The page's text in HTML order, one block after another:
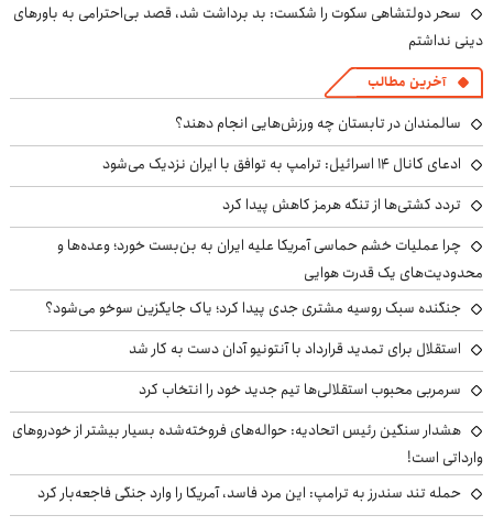
سحر دولتشاهی سکوت را شکست: بد برداشت شد، قصد بی‌احترامی به باورهای
دینی نداشتم
آخرین مطالب
سالمندان در تابستان چه ورزش‌هایی انجام دهند؟
ادعای کانال ۱۴ اسرائیل: ترامپ به توافق با ایران نزدیک می‌شود
تردد کشتی‌ها از تنگه هرمز کاهش پیدا کرد
چرا عملیات خشم حماسی آمریکا علیه ایران به بن‌بست خورد؛ وعده‌ها و
محدودیت‌های یک قدرت هوایی
جنگنده سبک روسیه مشتری جدی پیدا کرد؛ یاک جایگزین سوخو می‌شود؟
استقلال برای تمدید قرارداد با آنتونیو آدان دست به کار شد
سرمربی محبوب استقلالی‌ها تیم جدید خود را انتخاب کرد
هشدار سنگین رئیس اتحادیه: حواله‌های فروخته‌شده بسیار بیشتر از خودروهای
وارداتی است!
حمله تند سندرز به ترامپ: این مرد فاسد، آمریکا را وارد جنگی فاجعه‌بار کرد